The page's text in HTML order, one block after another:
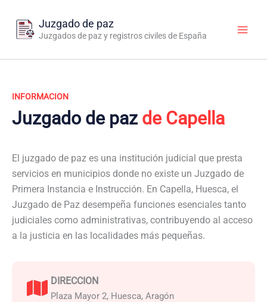
contenido
Juzgado de paz
Juzgados de paz y registros civiles de España
INFORMACION
Juzgado de paz de Capella
El juzgado de paz es una institución judicial que presta
servicios en municipios donde no existe un Juzgado de
Primera Instancia e Instrucción. En Capella, Huesca, el
Juzgado de Paz desempeña funciones esenciales tanto
judiciales como administrativas, contribuyendo al acceso
a la justicia en las localidades más pequeñas.
DIRECCION
Plaza Mayor 2, Huesca, Aragón